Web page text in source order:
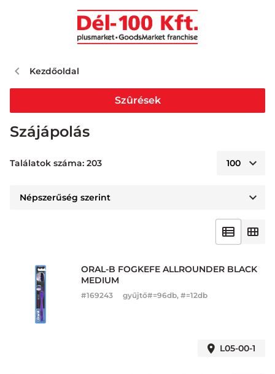
Kezdőoldal
Szájápolás
Találatok száma: 203
ORAL-B FOGKEFE ALLROUNDER BLACK
MEDIUM
#169243 gyűjtő#=96db, #=12db
L05-00-1
Szûrések